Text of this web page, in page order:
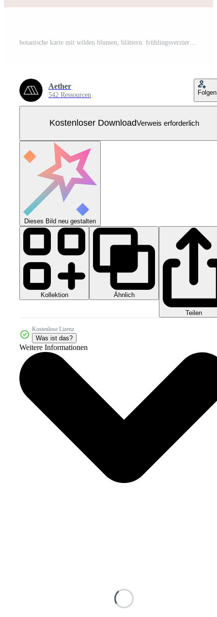
Aether
542 Ressourcen Folgen
Kostenloser DownloadVerweis erforderlich
Dieses Bild neu gestalten
Kollektion Ähnlich
Teilen
Kostenlose Lizenz
Was ist das?
Weitere Informationen